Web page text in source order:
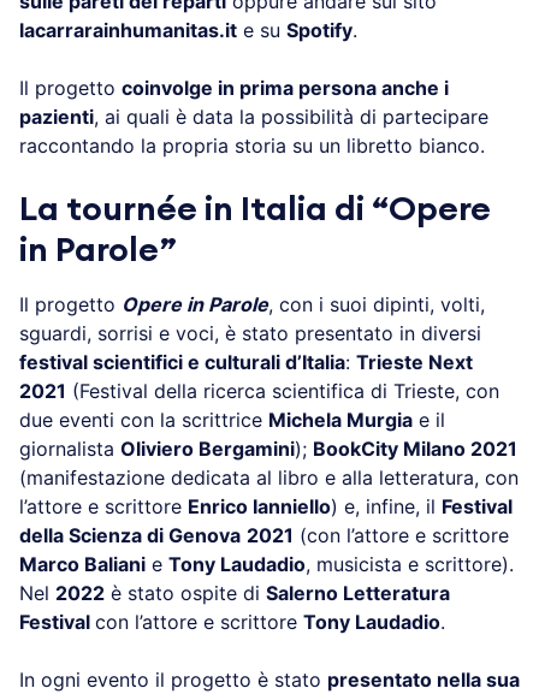
lacarrarainhumanitas.it e su Spotify.
Il progetto coinvolge in prima persona anche i
pazienti, ai quali è data la possibilità di partecipare
raccontando la propria storia su un libretto bianco.
La tournée in Italia di “Opere
in Parole”
Il progetto Opere in Parole, con i suoi dipinti, volti,
sguardi, sorrisi e voci, è stato presentato in diversi
festival scientifici e culturali d’Italia: Trieste Next
2021 (Festival della ricerca scientifica di Trieste, con
due eventi con la scrittrice Michela Murgia e il
giornalista Oliviero Bergamini); BookCity Milano 2021
(manifestazione dedicata al libro e alla letteratura, con
l’attore e scrittore Enrico Ianniello) e, infine, il Festival
della Scienza di Genova 2021 (con l’attore e scrittore
Marco Baliani e Tony Laudadio, musicista e scrittore).
Nel 2022 è stato ospite di Salerno Letteratura
Festival con l’attore e scrittore Tony Laudadio.
In ogni evento il progetto è stato presentato nella sua